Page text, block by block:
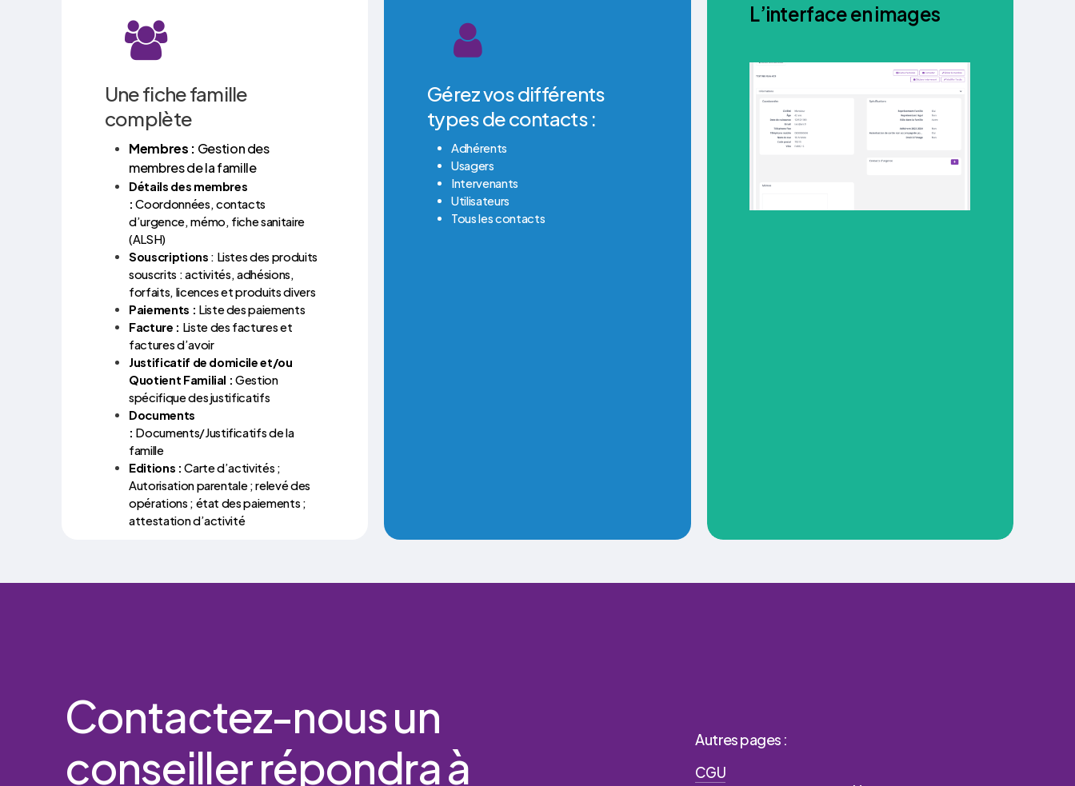
Une fiche famille
complète
Membres : Gestion des
membres de la famille
Détails des membres
:Coordonnées, contacts
d’urgence, mémo, fiche sanitaire
(ALSH)
Souscriptions : Listes des produits
souscrits : activités, adhésions,
forfaits, licences et produits divers
Paiements : Liste des paiements
Facture : Liste des factures et
factures d’avoir
Justificatif de domicile et/ou
Quotient Familial :Gestion
spécifique des justificatifs
Documents
: Documents/Justificatifs de la
famille
Editions :Carte d’activités ;
Autorisation parentale ; relevé des
opérations ; état des paiements ;
attestation d’activité
Gérez vos différents
types de contacts :
Adhérents
Usagers
Intervenants
Utilisateurs
Tous les contacts
L’interface en images
Contactez-nousun
conseillerrépondraà
Autres pages :
CGU